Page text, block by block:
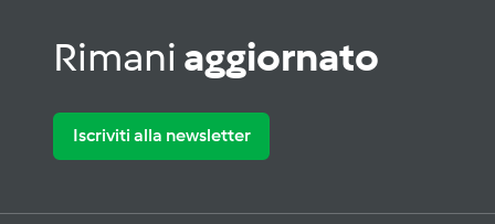
Rimani aggiornato
Iscriviti alla newsletter